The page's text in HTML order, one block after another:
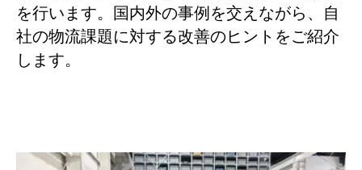
を行います。国内外の事例を交えながら、自
社の物流課題に対する改善のヒントをご紹介
します。